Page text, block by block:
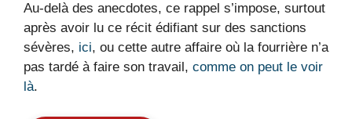
Au-delà des anecdotes, ce rappel s’impose, surtout
après avoir lu ce récit édifiant sur des sanctions
sévères, ici, ou cette autre affaire où la fourrière n’a
pas tardé à faire son travail, comme on peut le voir
là.